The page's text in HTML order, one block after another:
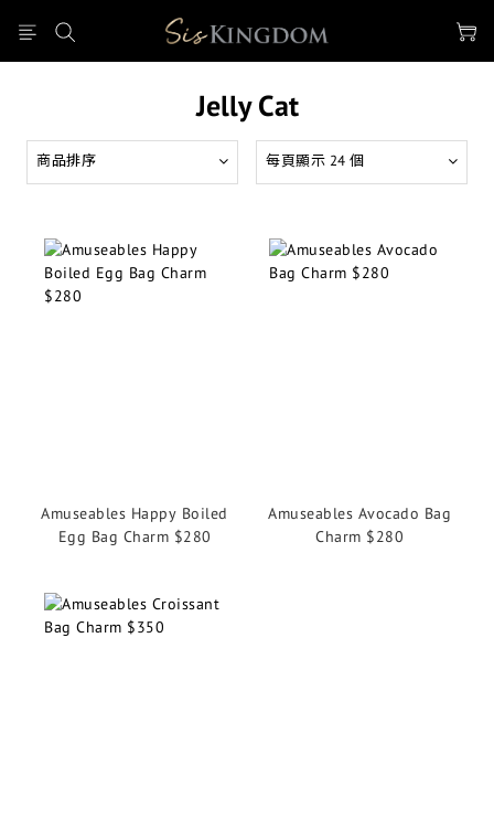
Jelly Cat
商品排序 每頁顯示 24 個
Amuseables Happy Boiled
Egg Bag Charm $280
Amuseables Avocado Bag
Charm $280